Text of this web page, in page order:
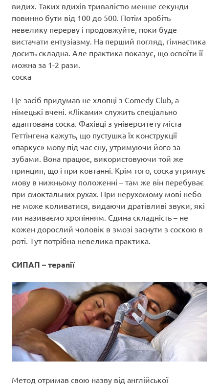
видих. Таких вдихів тривалістю менше секунди
повинно бути від 100 до 500. Потім зробіть
невелику перерву і продовжуйте, поки буде
вистачати ентузіазму. На перший погляд, гімнастика
досить складна. Але практика показує, що освоїти її
можна за 1-2 рази.
соска
Це засіб придумав не хлопці з Comedy Club, а
німецькі вчені. «Ліками» служить спеціально
адаптована соска. Фахівці з університету міста
Геттінгена кажуть, що пустушка їх конструкції
«паркує» мову під час сну, утримуючи його за
зубами. Вона працює, використовуючи той же
принцип, що і при ковтанні. Крім того, соска утримує
мову в нижньому положенні – там же він перебуває
при смоктальних рухах. При нерухомому мові небо
не може коливатися, видаючи дратівливі звуки, які
ми називаємо хропінням. Єдина складність – не
кожен дорослий чоловік в змозі заснути з соскою в
роті. Тут потрібна невелика практика.
СИПАП – терапії
Метод отримав свою назву від англійської